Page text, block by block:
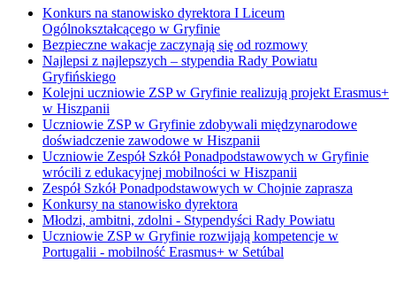
Konkurs na stanowisko dyrektora I Liceum
Ogólnokształcącego w Gryfinie
Bezpieczne wakacje zaczynają się od rozmowy
Najlepsi z najlepszych – stypendia Rady Powiatu
Gryfińskiego
Kolejni uczniowie ZSP w Gryfinie realizują projekt Erasmus+
w Hiszpanii
Uczniowie ZSP w Gryfinie zdobywali międzynarodowe
doświadczenie zawodowe w Hiszpanii
Uczniowie Zespół Szkół Ponadpodstawowych w Gryfinie
wrócili z edukacyjnej mobilności w Hiszpanii
Zespół Szkół Ponadpodstawowych w Chojnie zaprasza
Konkursy na stanowisko dyrektora
Młodzi, ambitni, zdolni - Stypendyści Rady Powiatu
Uczniowie ZSP w Gryfinie rozwijają kompetencje w
Portugalii - mobilność Erasmus+ w Setúbal